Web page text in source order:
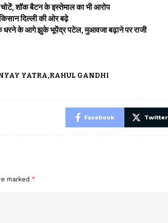
शॉक बैटन के इस्तेमाल का भी आरोप
दिल्ली की ओर बढ़े
के आगे झुके भूपेंद्र पटेल, मुआवजा बढ़ाने पर राजी
YATRA RAHUL GANDHI
Facebook Twitter
marked *